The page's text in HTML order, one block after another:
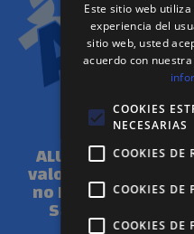
NOVAS
ALUME salienta o
valor da diferencia
no Día Mundial da
Saúde Mental
Este sitio web
experiencia del
sitio web, usted
acuerdo con
COOKIES
NECESARIAS
COOKIES DE
COOKIES DE
COOKIES DE